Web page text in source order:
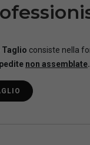
Taglio consiste nella
non assemblate.